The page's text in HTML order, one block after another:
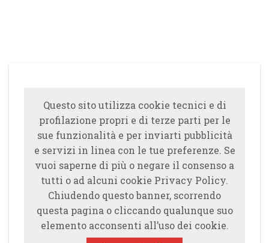
Questo sito utilizza cookie tecnici e di
profilazione propri e di terze parti per le
sue funzionalità e per inviarti pubblicità
e servizi in linea con le tue preferenze. Se
vuoi saperne di più o negare il consenso a
tutti o ad alcuni cookie Privacy Policy.
Chiudendo questo banner, scorrendo
questa pagina o cliccando qualunque suo
elemento acconsenti all’uso dei cookie.